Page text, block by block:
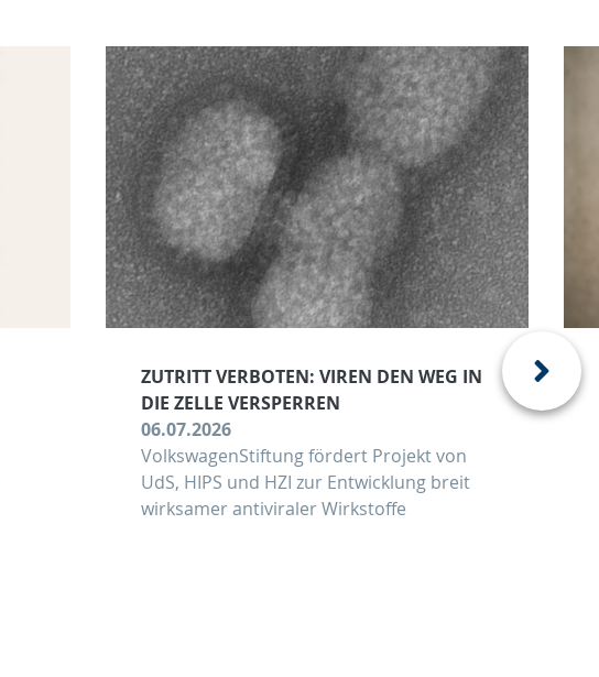
ZUTRITT VERBOTEN: VIREN DEN WEG IN
DIE ZELLE VERSPERREN
06.07.2026
VolkswagenStiftung fördert Projekt von
UdS, HIPS und HZI zur Entwicklung breit
wirksamer antiviraler Wirkstoffe